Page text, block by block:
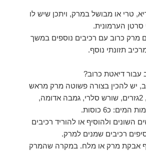
טרי או מבושל במרק, ויתכן שיש לו
הערמונית.
מרק כרוב עם רכיבים נוספים במשך
תזונתי נוסף.
עבור דיאטת כרוב?
יש להכין בצורה פשוטה מרק מראש
כרוב שלם, בצל לבן, 2גזרים, שורש סלרי, גמבה אדומה,
כ6 כוסות.
השונים ולהוסיף או להוריד רכיבים
רכיבים שמנים למרק.
אבקת מרק או מלח. במקרה שהמרק